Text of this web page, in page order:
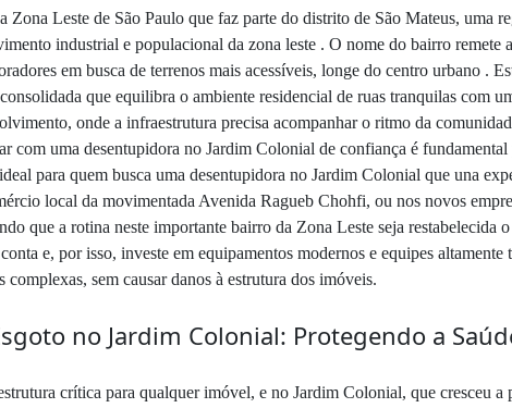
Leste de São Paulo que faz parte do distrito de São Mateus, uma
industrial e populacional da zona leste . O nome do bairro remete
em busca de terrenos mais acessíveis, longe do centro urbano .
que equilibra o ambiente residencial de ruas tranquilas com
onde a infraestrutura precisa acompanhar o ritmo da
com uma desentupidora no Jardim Colonial de confiança é
para quem busca uma desentupidora no Jardim Colonial que una
local da movimentada Avenida Ragueb Chohfi, ou nos novos
que a rotina neste importante bairro da Zona Leste seja
e, por isso, investe em equipamentos modernos e equipes
complexas, sem causar danos à estrutura dos imóveis.
no Jardim Colonial: Protegendo a
crítica para qualquer imóvel, e no Jardim Colonial, que cresceu